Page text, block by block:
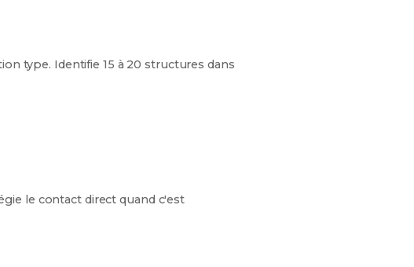
type. Identifie 15 à 20 structures dans
le contact direct quand c'est